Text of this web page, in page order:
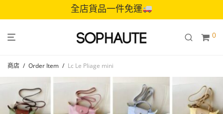
全店貨品一件免運
0
商店 / Order Item / Lc Le Pliage mini